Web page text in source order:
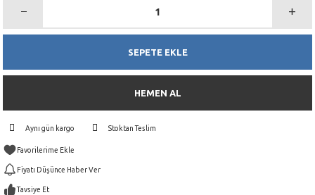
SEPETE EKLE
HEMEN AL
Aynı gün kargo Stoktan Teslim
Fiyatı Düşünce Haber Ver
Tavsiye Et